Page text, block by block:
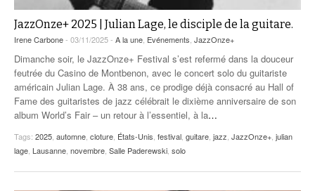
JazzOnze+ 2025 | Julian Lage, le disciple de la guitare.
Irene Carbone- 03/11/2025 - A la une Evénements JazzOnze+
Dimanche soir, le JazzOnze+ Festival s’est refermé dans la douceur
feutrée du Casino de Montbenon, avec le concert solo du guitariste
américain Julian Lage. À 38 ans, ce prodige déjà consacré au Hall of
Fame des guitaristes de jazz célébrait le dixième anniversaire de son
album World’s Fair – un retour à l’essentiel, à la…
Tags: 2025 automne cloture États-Unis festival guitare jazz JazzOnze+ julian
lage Lausanne novembre Salle Paderewski solo